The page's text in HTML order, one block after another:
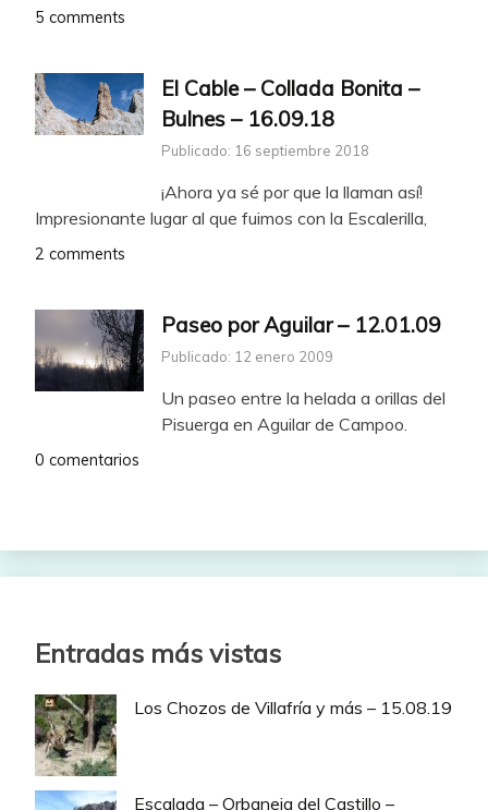
5 comments
El Cable – Collada Bonita –
Bulnes – 16.09.18
Publicado: 16 septiembre 2018
¡Ahora ya sé por que la llaman así!
Impresionante lugar al que fuimos con la Escalerilla,
2 comments
Paseo por Aguilar – 12.01.09
Publicado: 12 enero 2009
Un paseo entre la helada a orillas del
Pisuerga en Aguilar de Campoo.
0 comentarios
Entradas más vistas
Los Chozos de Villafría y más – 15.08.19
Escalada – Orbaneja del Castillo –